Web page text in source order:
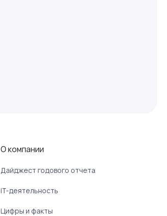
О компании
Дайджест годового отчета
IT-деятельность
Цифры и факты